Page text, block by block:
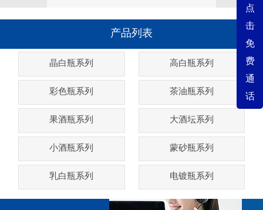
点
击
免
费
通
话
产品列表
晶白瓶系列 高白瓶系列
彩色瓶系列 茶油瓶系列
果酒瓶系列 大酒坛系列
小酒瓶系列 蒙砂瓶系列
乳白瓶系列 电镀瓶系列